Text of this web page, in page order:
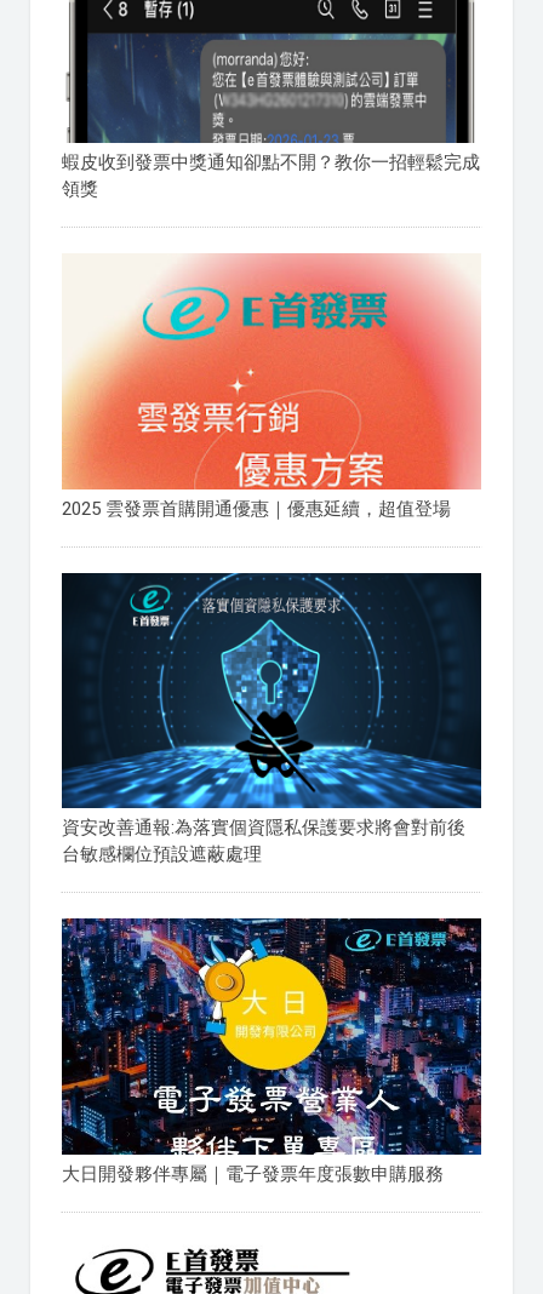
蝦皮收到發票中獎通知卻點不開？教你一招輕鬆完成
領獎
2025 雲發票首購開通優惠｜優惠延續，超值登場
資安改善通報:為落實個資隱私保護要求將會對前後
台敏感欄位預設遮蔽處理
大日開發夥伴專屬｜電子發票年度張數申購服務